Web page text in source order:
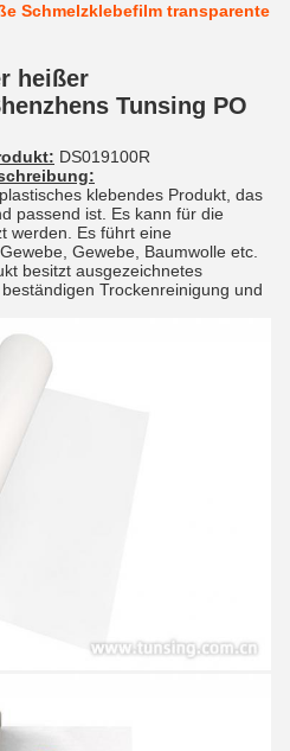
Schmelzklebefilm transparente
heißer
Tunsing PO
DS019100R
klebendes Produkt, das
passend ist. Es kann für die
werden. Es führt eine
Gewebe, Baumwolle etc.
besitzt ausgezeichnetes
Trockenreinigung und